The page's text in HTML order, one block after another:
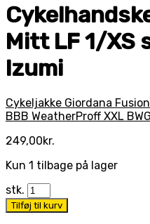
Mitt LF 1/XS
Izumi
Cykeljakke Giordana
BBB WeatherProff XXL
249,00kr.
Kun 1 tilbage på lager
stk.
Tilføj til kurv